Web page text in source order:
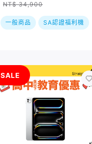
NT$ 34,900
一般商品 SA認證福利機
SALE